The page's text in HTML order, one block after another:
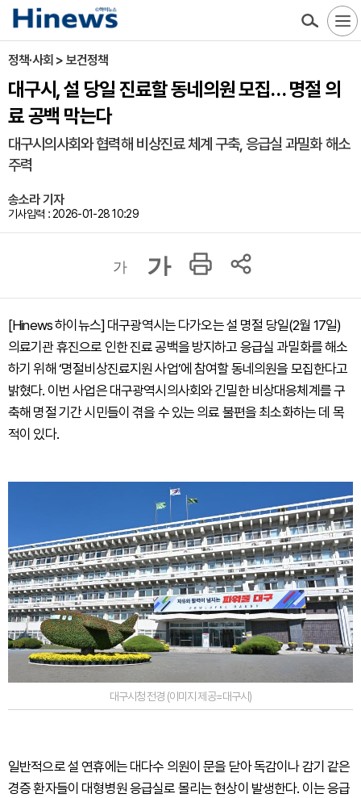
정책·사회 > 보건정책
대구시, 설 당일 진료할 동네의원 모집… 명절 의
료 공백 막는다
대구시의사회와 협력해 비상진료 체계 구축, 응급실 과밀화 해소
주력
송소라 기자
기사입력 : 2026-01-28 10:29
가 가
[Hinews 하이뉴스] 대구광역시는 다가오는 설 명절 당일(2월 17일)
의료기관 휴진으로 인한 진료 공백을 방지하고 응급실 과밀화를 해소
하기 위해 ‘명절비상진료지원 사업’에 참여할 동네의원을 모집한다고
밝혔다. 이번 사업은 대구광역시의사회와 긴밀한 비상대응체계를 구
축해 명절 기간 시민들이 겪을 수 있는 의료 불편을 최소화하는 데 목
적이 있다.
대구시청 전경 (이미지 제공=대구시)
일반적으로 설 연휴에는 대다수 의원이 문을 닫아 독감이나 감기 같은
경증 환자들이 대형병원 응급실로 몰리는 현상이 발생한다. 이는 응급